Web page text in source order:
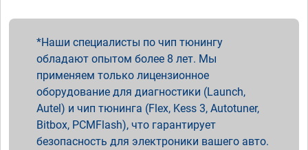
Наши специалисты по чип тюнингу
обладают опытом более 8 лет. Мы
применяем только лицензионное
оборудование для диагностики (Launch,
Autel) и чип тюнинга (Flex, Kess 3, Autotuner,
Bitbox, PCMFlash), что гарантирует
безопасность для электроники вашего авто.